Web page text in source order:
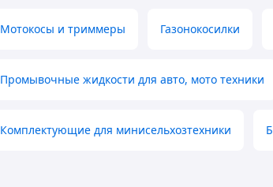
Мотокосы и триммеры Газонокосилки
Промывочные жидкости для авто, мото техники
Комплектующие для минисельхозтехники